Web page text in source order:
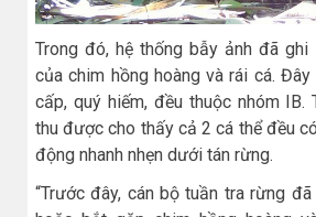
Trong đó, hệ thống bẫy ảnh đã
của chim hồng hoàng và rái cá.
cấp, quý hiếm, đều thuộc nhóm IB.
thu được cho thấy cả 2 cá thể đều
động nhanh nhẹn dưới tán rừng.
“Trước đây, cán bộ tuần tra rừng